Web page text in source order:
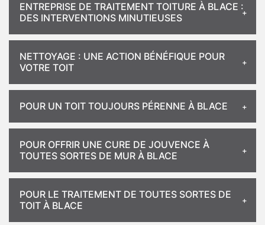
ENTREPRISE DE TRAITEMENT TOITURE À BLACE :
DES INTERVENTIONS MINUTIEUSES
NETTOYAGE : UNE ACTION BÉNÉFIQUE POUR
VOTRE TOIT
POUR UN TOIT TOUJOURS PÉRENNE À BLACE
POUR OFFRIR UNE CURE DE JOUVENCE À
TOUTES SORTES DE MUR À BLACE
POUR LE TRAITEMENT DE TOUTES SORTES DE
TOIT À BLACE